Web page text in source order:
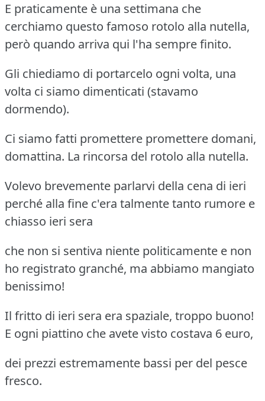
E praticamente è una settimana che
cerchiamo questo famoso rotolo alla nutella,
però quando arriva qui l'ha sempre finito.
Gli chiediamo di portarcelo ogni volta, una
volta ci siamo dimenticati (stavamo
dormendo).
Ci siamo fatti promettere promettere domani,
domattina. La rincorsa del rotolo alla nutella.
Volevo brevemente parlarvi della cena di ieri
perché alla fine c'era talmente tanto rumore e
chiasso ieri sera
che non si sentiva niente politicamente e non
ho registrato granché, ma abbiamo mangiato
benissimo!
Il fritto di ieri sera era spaziale, troppo buono!
E ogni piattino che avete visto costava 6 euro,
dei prezzi estremamente bassi per del pesce
fresco.